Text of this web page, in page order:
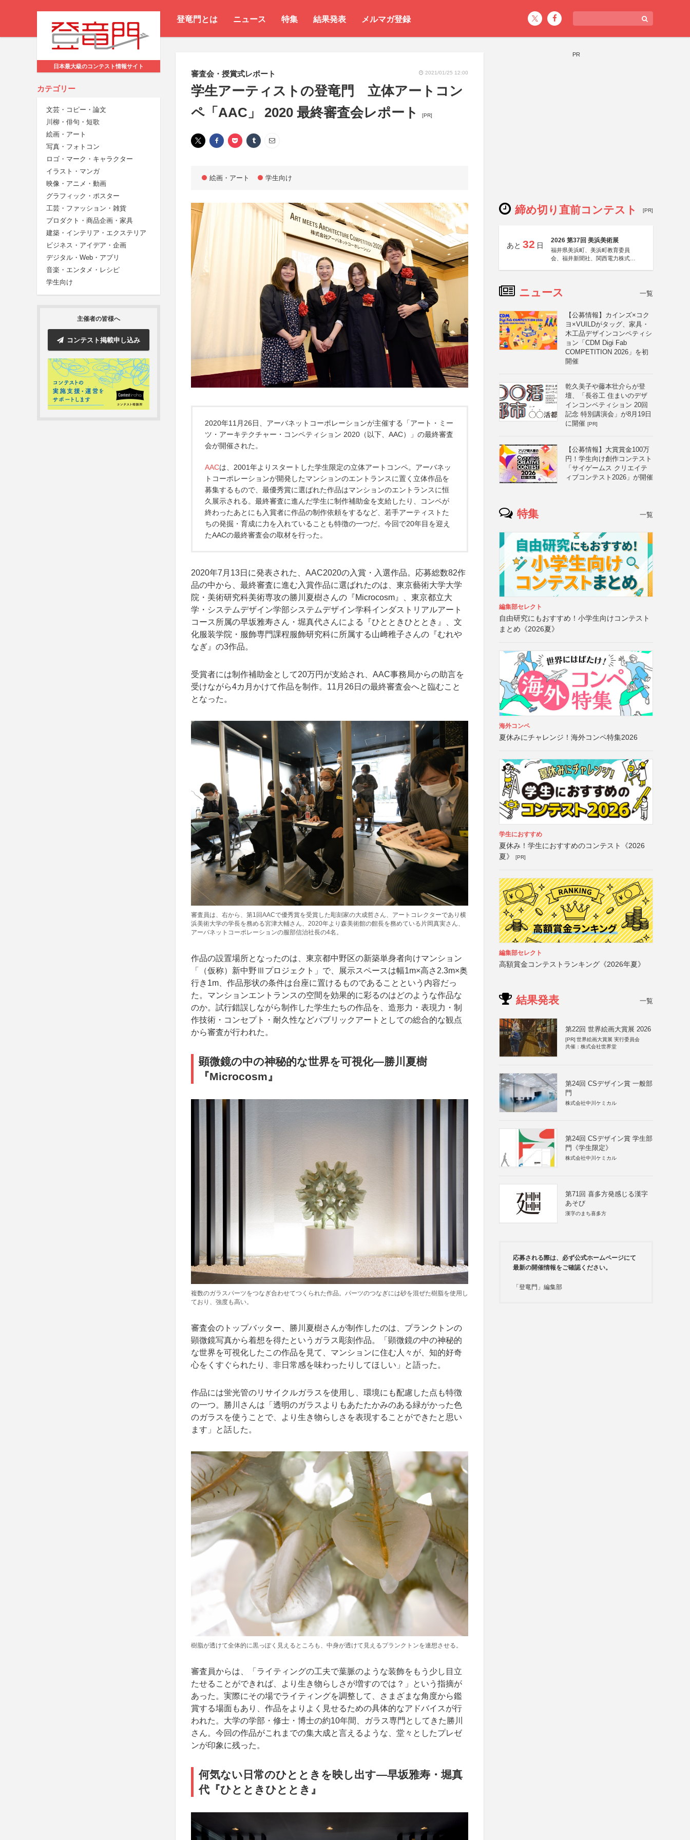
登竜門とは ニュース 特集 結果発表 メルマガ登録
日本最大級のコンテスト情報サイト
カテゴリー
文芸・コピー・論文
川柳・俳句・短歌
絵画・アート
写真・フォトコン
ロゴ・マーク・キャラクター
イラスト・マンガ
映像・アニメ・動画
グラフィック・ポスター
工芸・ファッション・雑貨
プロダクト・商品企画・家具
建築・インテリア・エクステリア
ビジネス・アイデア・企画
デジタル・Web・アプリ
音楽・エンタメ・レシピ
学生向け
主催者の皆様へ
コンテスト掲載申し込み
審査会・授賞式レポート 2021/01/25 12:00
学生アーティストの登竜門 立体アートコン
ペ「AAC」 2020 最終審査会レポート
[PR]
絵画・アート 学生向け
2020年11月26日、アーバネットコーポレーションが主催する「アート・ミー
ツ・アーキテクチャー・コンペティション 2020（以下、AAC）」の最終審査
会が開催された。
AACは、2001年よりスタートした学生限定の立体アートコンペ。アーバネッ
トコーポレーションが開発したマンションのエントランスに置く立体作品を
募集するもので、最優秀賞に選ばれた作品はマンションのエントランスに恒
久展示される。最終審査に進んだ学生に制作補助金を支給したり、コンペが
終わったあとにも入賞者に作品の制作依頼をするなど、若手アーティストた
ちの発掘・育成に力を入れていることも特徴の一つだ。今回で20年目を迎え
たAACの最終審査会の取材を行った。
2020年7月13日に発表された、AAC2020の入賞・入選作品。応募総数82作
品の中から、最終審査に進む入賞作品に選ばれたのは、東京藝術大学大学
院・美術研究科美術専攻の勝川夏樹さんの『Microcosm』、東京都立大
学・システムデザイン学部システムデザイン学科インダストリアルアート
コース所属の早坂雅寿さん・堀真代さんによる『ひとときひととき』、文
化服装学院・服飾専門課程服飾研究科に所属する山﨑稚子さんの『むれや
なぎ』の3作品。
受賞者には制作補助金として20万円が支給され、AAC事務局からの助言を
受けながら4カ月かけて作品を制作。11月26日の最終審査会へと臨むこと
となった。
審査員は、右から、第1回AACで優秀賞を受賞した彫刻家の大成哲さん、アートコレクターであり横
浜美術大学の学長を務める宮津大輔さん、2020年より森美術館の館長を務めている片岡真実さん、
アーバネットコーポレーションの服部信治社長の4名。
作品の設置場所となったのは、東京都中野区の新築単身者向けマンション
「（仮称）新中野Ⅲプロジェクト」で、展示スペースは幅1m×高さ2.3m×奥
行き1m、作品形状の条件は台座に置けるものであることという内容だっ
た。マンションエントランスの空間を効果的に彩るのはどのような作品な
のか。試行錯誤しながら制作した学生たちの作品を、造形力・表現力・制
作技術・コンセプト・耐久性などパブリックアートとしての総合的な観点
から審査が行われた。
顕微鏡の中の神秘的な世界を可視化―勝川夏樹
『Microcosm』
複数のガラスパーツをつなぎ合わせてつくられた作品。パーツのつなぎには砂を混ぜた樹脂を使用し
ており、強度も高い。
審査会のトップバッター、勝川夏樹さんが制作したのは、プランクトンの
顕微鏡写真から着想を得たというガラス彫刻作品。「顕微鏡の中の神秘的
な世界を可視化したこの作品を見て、マンションに住む人々が、知的好奇
心をくすぐられたり、非日常感を味わったりしてほしい」と語った。
作品には蛍光管のリサイクルガラスを使用し、環境にも配慮した点も特徴
の一つ。勝川さんは「透明のガラスよりもあたたかみのある緑がかった色
のガラスを使うことで、より生き物らしさを表現することができたと思い
ます」と話した。
樹脂が透けて全体的に黒っぽく見えるところも、中身が透けて見えるプランクトンを連想させる。
審査員からは、「ライティングの工夫で葉脈のような装飾をもう少し目立
たせることができれば、より生き物らしさが増すのでは？」という指摘が
あった。実際にその場でライティングを調整して、さまざまな角度から鑑
賞する場面もあり、作品をよりよく見せるための具体的なアドバイスが行
われた。大学の学部・修士・博士の約10年間、ガラス専門としてきた勝川
さん。今回の作品がこれまでの集大成と言えるような、堂々としたプレゼ
ンが印象に残った。
何気ない日常のひとときを映し出す―早坂雅寿・堀真
代『ひとときひととき』
PR
締め切り直前コンテスト [PR]
あと 32 日
2026 第37回 美浜美術展
福井県美浜町、美浜町教育委員
会、福井新聞社、関西電力株式会
ニュース 一覧
【公募情報】カインズ×コク
ヨ×VUILDがタッグ、家具・
木工品デザインコンペティシ
ョン「CDM Digi Fab
COMPETITION 2026」を初
開催
乾久美子や藤本壮介らが登
壇、「長谷工 住まいのデザ
インコンペティション 20回
記念 特別講演会」が8月19日
に開催 [PR]
【公募情報】大賞賞金100万
円！学生向け創作コンテスト
「サイゲームス クリエイテ
ィブコンテスト2026」が開催
特集 一覧
編集部セレクト
自由研究にもおすすめ！小学生向けコンテスト
まとめ《2026夏》
海外コンペ
夏休みにチャレンジ！海外コンペ特集2026
学生におすすめ
夏休み！学生におすすめのコンテスト《2026
夏》
[PR]
編集部セレクト
高額賞金コンテストランキング《2026年夏》
結果発表 一覧
第22回 世界絵画大賞展 2026
[PR] 世界絵画大賞展 実行委員会
共催：株式会社世界堂
第24回 CSデザイン賞 一般部
門
株式会社中川ケミカル
第24回 CSデザイン賞 学生部
門《学生限定》
株式会社中川ケミカル
第71回 喜多方発感じる漢字
あそび
漢字のまち喜多方
応募される際は、必ず公式ホームページにて
最新の開催情報をご確認ください。
「登竜門」編集部